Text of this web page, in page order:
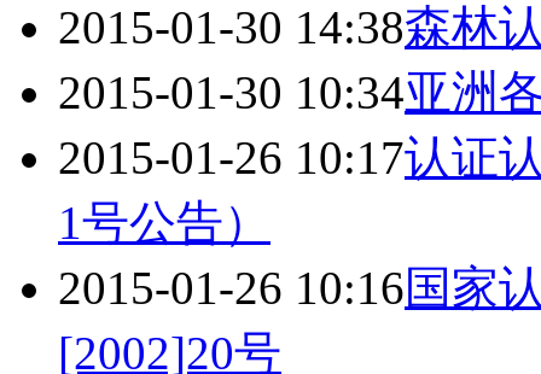
2015-01-30 14:38森林
2015-01-30 10:34亚洲
2015-01-26 10:17认证
1号公告）
2015-01-26 10:16国家
[2002]20号